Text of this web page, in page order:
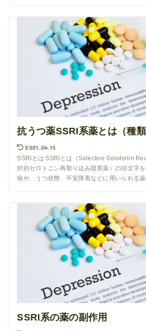
抗うつ薬SSRI系薬とは（種類
2021.04.15
SSRIとは SSRIとは（Selective Serotonin
択的セロトニン再取り込み阻害薬）の頭文字
病や、うつ状態、不安障害などに用いられる薬
SSRI系の薬の副作用